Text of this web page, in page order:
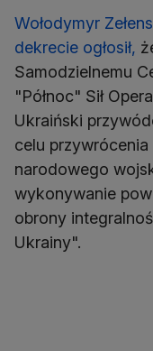
Wołodymyr
dekrecie ogłosił,
Samodzielnemu
"Północ" Sił
Ukraiński
celu
narodowego
wykonywanie
obrony
Ukrainy".